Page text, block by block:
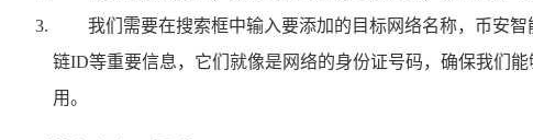
我们需要在搜索框中输入要添加的目标网络名称，币安
链ID等重要信息，它们就像是网络的身份证号码，确保我们
用。